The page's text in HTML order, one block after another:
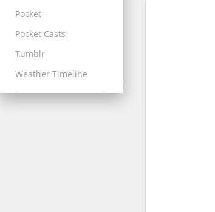
Pocket
Pocket Casts
Tumblr
Weather Timeline